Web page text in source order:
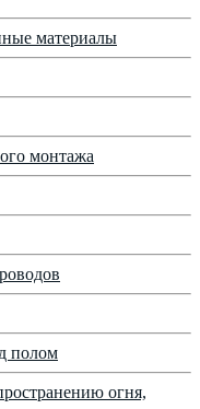
материалы
монтажа
полом
огня,